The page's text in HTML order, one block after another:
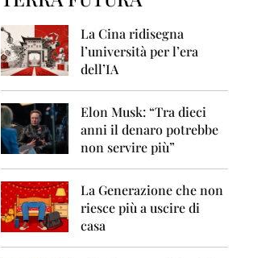
La Cina ridisegna
l’università per l’era
dell’IA
Elon Musk: “Tra dieci
anni il denaro potrebbe
non servire più”
La Generazione che non
riesce più a uscire di
casa